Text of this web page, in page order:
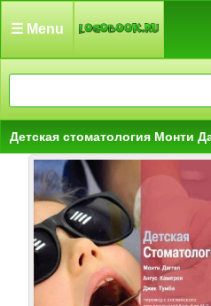
☰ Menu
Детская стоматология Монти